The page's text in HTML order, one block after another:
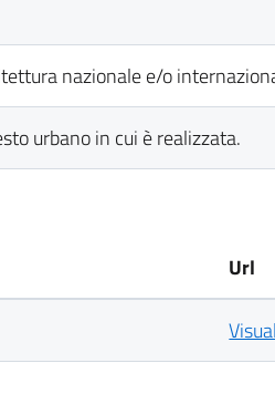
nazionale e/o
urbano in cui è realizzata.
Url